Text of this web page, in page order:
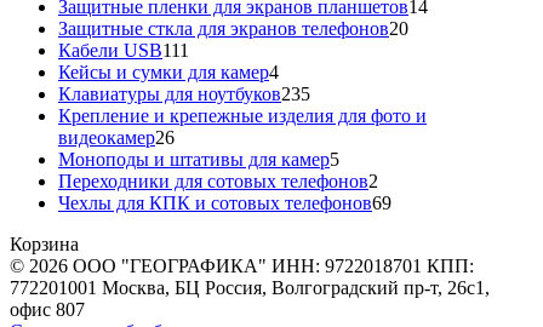
товаров
Защитные пленки для экранов планшетов1414
Защитные сткла для экранов телефонов2020
Кабели USB111
товаров
Кейсы и сумки для камер44
товара
Клавиатуры для ноутбуков235235
товаров
Крепление и крепежные изделия для фото и
видеокамер2626
товаров
Моноподы и штативы для камер55
товаров
Переходники для сотовых телефонов2
товара
Чехлы для КПК и сотовых телефонов6969
Корзина
© 2026 ООО "ГЕОГРАФИКА" ИНН: 9722018701 КПП:
772201001 Москва, БЦ Россия, Волгоградский пр-т, 26с1,
офис 807